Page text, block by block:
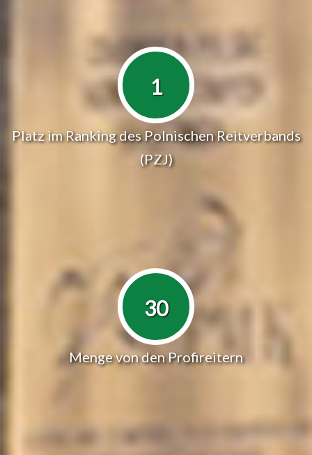
1
Platz im Ranking des Polnischen Reitverbands
(PZJ)
30
Menge von den Profireitern